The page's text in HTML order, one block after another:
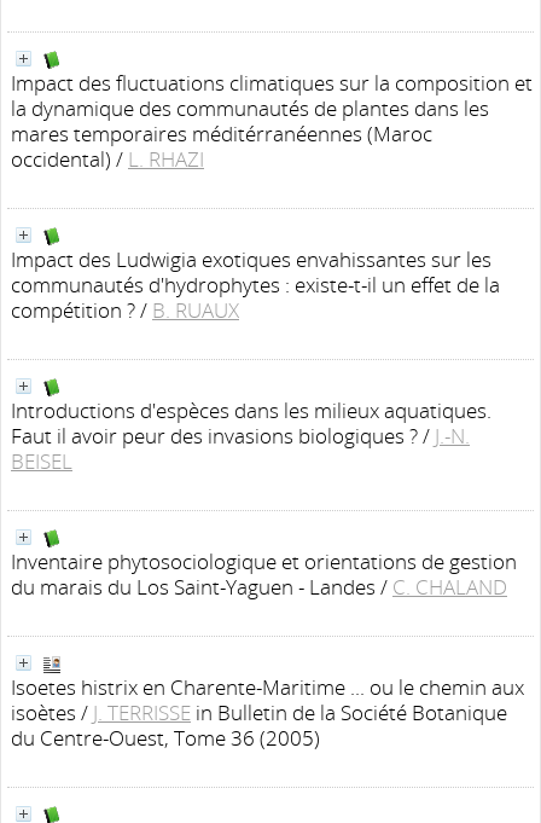
Impact des fluctuations climatiques sur la composition et
la dynamique des communautés de plantes dans les
mares temporaires méditérranéennes (Maroc
occidental) / L. RHAZI
Impact des Ludwigia exotiques envahissantes sur les
communautés d'hydrophytes : existe-t-il un effet de la
compétition ?/ B. RUAUX
Introductions d'espèces dans les milieux aquatiques.
Faut il avoir peur des invasions biologiques ?/ J.-N.
BEISEL
Inventaire phytosociologique et orientations de gestion
du marais du Los Saint-Yaguen - Landes / C. CHALAND
Isoetes histrix en Charente-Maritime ... ou le chemin aux
isoètes / J. TERRISSE in Bulletin de la Société Botanique
du Centre-Ouest, Tome 36 (2005)